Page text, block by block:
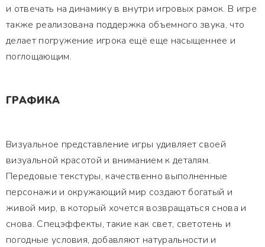
и отвечать на динамику в внутри игровых рамок. В игре
также реализована поддержка объемного звука, что
делает погружение игрока ещё еще насыщеннее и
поглощающим.
ГРАФИКА
Визуальное представление игры удивляет своей
визуальной красотой и вниманием к деталям.
Передовые текстуры, качественно выполненные
персонажи и окружающий мир создают богатый и
живой мир, в который хочется возвращаться снова и
снова. Спецэффекты, такие как свет, светотень и
погодные условия, добавляют натуральности и